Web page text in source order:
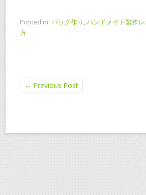
e
k
itt ai er e
Posted in: バッグ作り ,ハンドメイド製作レ
方
← Previous Post